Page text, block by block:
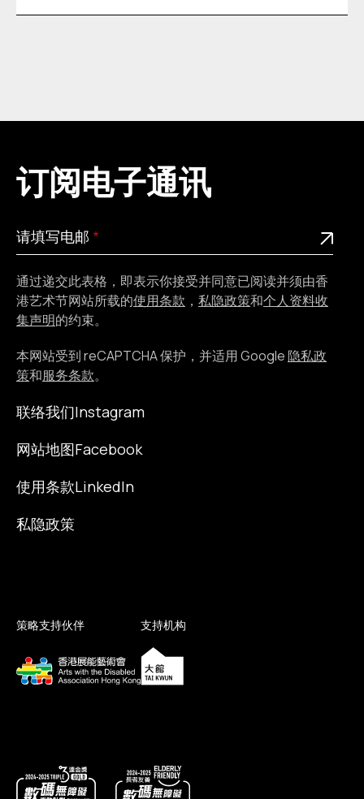
订阅电子通讯
请
填
写
电
邮
此为必填栏位
请填写电邮
通过递交此表格，即表示你接受并同意已阅读并须由香
港艺术节网站所载的使用条款 ， 私隐政策和个人资料收
集声明的约束。
本网站受到 reCAPTCHA 保护，并适用 Google隐私政
策和服务条款。
联络我们
网站地图
使用条款
私隐政策
Instagram
Facebook
LinkedIn
策略支持伙伴 支持机构